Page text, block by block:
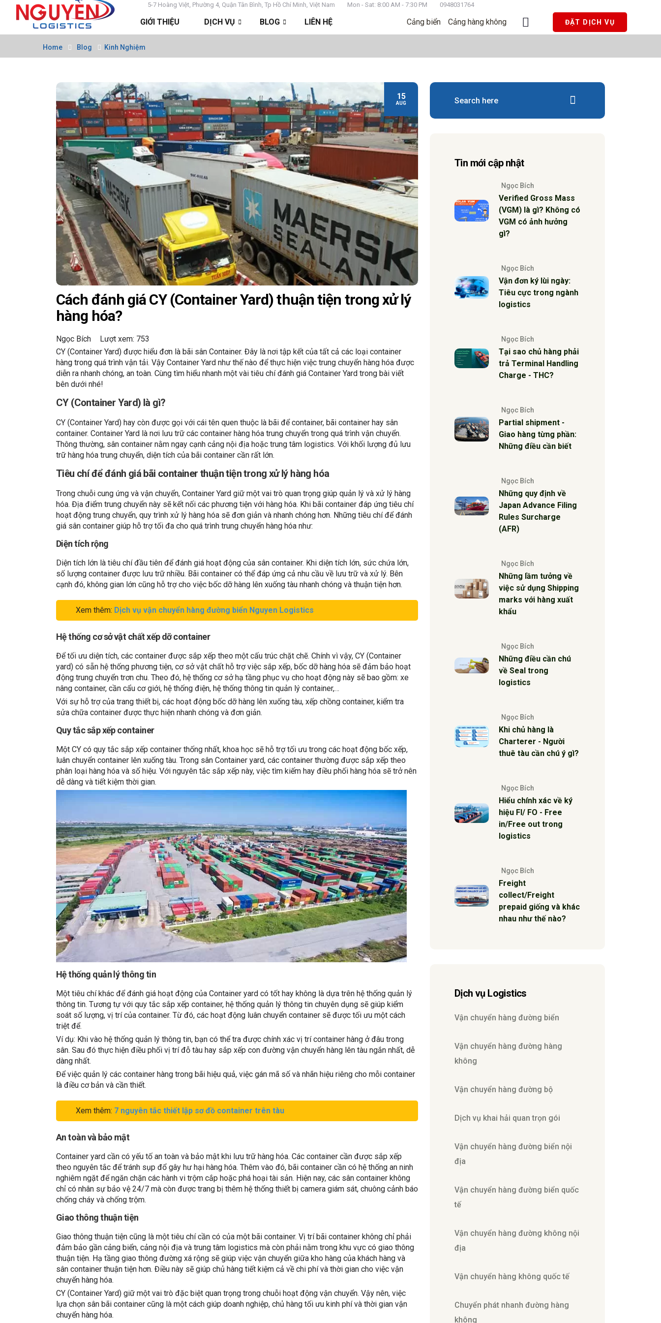
5-7 Hoàng Việt, Phường 4, Quận Tân Bình, Tp Hồ Chí Minh, Việt Nam Mon - Sat: 8:00 AM - 7:30 PM 0948031764
GIỚI THIỆU DỊCH VỤ BLOG LIÊN HỆ Cảng biển Cảng hàng không ĐẶT DỊCH VỤ
Home Blog Kinh Nghiệm
15
AUG
Cách đánh giá CY (Container Yard) thuận tiện trong xử lý
hàng hóa?
Ngọc Bích
Lượt xem: 753
CY (Container Yard) được hiểu đơn là bãi sân Container. Đây là nơi tập kết của tất cả các loại container
hàng trong quá trình vận tải. Vậy Container Yard như thế nào để thực hiện việc trung chuyển hàng hóa được
diễn ra nhanh chóng, an toàn. Cùng tìm hiểu nhanh một vài tiêu chí đánh giá Container Yard trong bài viết
bên dưới nhé!
CY (Container Yard) là gì?
CY (Container Yard) hay còn được gọi với cái tên quen thuộc là bãi để container, bãi container hay sân
container. Container Yard là nơi lưu trữ các container hàng hóa trung chuyển trong quá trình vận chuyển.
Thông thường, sân container nằm ngay cạnh cảng nội địa hoặc trung tâm logistics. Với khối lượng đủ lưu
trữ hàng hóa trung chuyển, diện tích của bãi container cần rất lớn.
Tiêu chí để đánh giá bãi container thuận tiện trong xử lý hàng hóa
Trong chuỗi cung ứng và vận chuyển, Container Yard giữ một vai trò quan trọng giúp quản lý và xử lý hàng
hóa. Địa điểm trung chuyển này sẽ kết nối các phương tiện với hàng hóa. Khi bãi container đáp ứng tiêu chí
hoạt động trung chuyển, quy trình xử lý hàng hóa sẽ đơn giản và nhanh chóng hơn. Những tiêu chí để đánh
giá sân container giúp hỗ trợ tối đa cho quá trình trung chuyển hàng hóa như:
Diện tích rộng
Diện tích lớn là tiêu chí đầu tiên để đánh giá hoạt động của sân container. Khi diện tích lớn, sức chứa lớn,
số lượng container được lưu trữ nhiều. Bãi container có thể đáp ứng cả nhu cầu về lưu trữ và xử lý. Bên
cạnh đó, không gian lớn cũng hỗ trợ cho việc bốc dỡ hàng lên xuống tàu nhanh chóng và thuận tiện hơn.
Xem thêm: Dịch vụ vận chuyển hàng đường biển Nguyen Logistics
Hệ thống cơ sở vật chất xếp dỡ container
Để tối ưu diện tích, các container được sắp xếp theo một cấu trúc chặt chẽ. Chính vì vậy, CY (Container
yard) có sẵn hệ thống phương tiện, cơ sở vật chất hỗ trợ việc sắp xếp, bốc dỡ hàng hóa sẽ đảm bảo hoạt
động trung chuyển trơn chu. Theo đó, hệ thống cơ sở hạ tầng phục vụ cho hoạt động này sẽ bao gồm: xe
nâng container, cần cẩu cơ giới, hệ thống điện, hệ thống thông tin quản lý container,…
Với sự hỗ trợ của trang thiết bị, các hoạt động bốc dỡ hàng lên xuống tàu, xếp chồng container, kiểm tra
sửa chữa container được thực hiện nhanh chóng và đơn giản.
Quy tắc sắp xếp container
Một CY có quy tắc sắp xếp container thống nhất, khoa học sẽ hỗ trợ tối ưu trong các hoạt động bốc xếp,
luân chuyển container lên xuống tàu. Trong sân Container yard, các container thường được sắp xếp theo
phân loại hàng hóa và số hiệu. Với nguyên tắc sắp xếp này, việc tìm kiếm hay điều phối hàng hóa sẽ trở nên
dễ dàng và tiết kiệm thời gian.
Hệ thống quản lý thông tin
Một tiêu chí khác để đánh giá hoạt động của Container yard có tốt hay không là dựa trên hệ thống quản lý
thông tin. Tương tự với quy tắc sắp xếp container, hệ thống quản lý thông tin chuyên dụng sẽ giúp kiểm
soát số lượng, vị trí của container. Từ đó, các hoạt động luân chuyển container sẽ được tối ưu một cách
triệt để.
Ví dụ: Khi vào hệ thống quản lý thông tin, bạn có thể tra được chính xác vị trí container hàng ở đâu trong
sân. Sau đó thực hiện điều phối vị trí đỗ tàu hay sắp xếp con đường vận chuyển hàng lên tàu ngắn nhất, dễ
dàng nhất.
Để việc quản lý các container hàng trong bãi hiệu quả, việc gán mã số và nhãn hiệu riêng cho mỗi container
là điều cơ bản và cần thiết.
Xem thêm: 7 nguyên tắc thiết lập sơ đồ container trên tàu
An toàn và bảo mật
Container yard cần có yếu tố an toàn và bảo mật khi lưu trữ hàng hóa. Các container cần được sắp xếp
theo nguyên tắc để tránh sụp đổ gây hư hại hàng hóa. Thêm vào đó, bãi container cần có hệ thống an ninh
nghiêm ngặt để ngăn chặn các hành vi trộm cắp hoặc phá hoại tài sản. Hiện nay, các sân container không
chỉ có nhân sự bảo vệ 24/7 mà còn được trang bị thêm hệ thống thiết bị camera giám sát, chuông cảnh báo
chống cháy và chống trộm.
Giao thông thuận tiện
Giao thông thuận tiện cũng là một tiêu chí cần có của một bãi container. Vị trí bãi container không chỉ phải
đảm bảo gần cảng biển, cảng nội địa và trung tâm logistics mà còn phải nằm trong khu vực có giao thông
thuận tiện. Hạ tầng giao thông đường xá rộng sẽ giúp việc vận chuyển giữa kho hàng của khách hàng và
sân container thuận tiện hơn. Điều này sẽ giúp chủ hàng tiết kiệm cả về chi phí và thời gian cho việc vận
chuyển hàng hóa.
CY (Container Yard) giữ một vai trò đặc biệt quan trọng trong chuỗi hoạt động vận chuyển. Vậy nên, việc
lựa chọn sân bãi container cũng là một cách giúp doanh nghiệp, chủ hàng tối ưu kinh phí và thời gian vận
chuyển hàng hóa.
Tin mới cập nhật
Ngọc Bích
Verified Gross Mass
(VGM) là gì? Không có
VGM có ảnh hưởng
gì?
Ngọc Bích
Vận đơn ký lùi ngày:
Tiêu cực trong ngành
logistics
Ngọc Bích
Tại sao chủ hàng phải
trả Terminal Handling
Charge - THC?
Ngọc Bích
Partial shipment -
Giao hàng từng phần:
Những điều cần biết
Ngọc Bích
Những quy định về
Japan Advance Filing
Rules Surcharge
(AFR)
Ngọc Bích
Những lầm tưởng về
việc sử dụng Shipping
marks với hàng xuất
khẩu
Ngọc Bích
Những điều cần chú
về Seal trong
logistics
Ngọc Bích
Khi chủ hàng là
Charterer - Người
thuê tàu cần chú ý gì?
Ngọc Bích
Hiểu chính xác về ký
hiệu FI/ FO - Free
in/Free out trong
logistics
Ngọc Bích
Freight
collect/Freight
prepaid giống và khác
nhau như thế nào?
Dịch vụ Logistics
Vận chuyển hàng đường biển
Vận chuyển hàng đường hàng
không
Vận chuyển hàng đường bộ
Dịch vụ khai hải quan trọn gói
Vận chuyển hàng đường biển nội
địa
Vận chuyển hàng đường biển quốc
tế
Vận chuyển hàng đường không nội
địa
Vận chuyển hàng không quốc tế
Chuyển phát nhanh đường hàng
không